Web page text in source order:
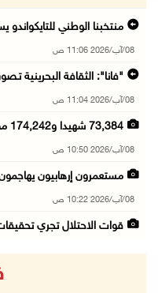
منتخبنا الوطني
08/آب/2026 11:06 ص
"فانا": الثقافة البحرينية
08/آب/2026 11:04 ص
73,384 شهيدا و174,242 مصابا منذ بدء حرب الإبا ...
08/آب/2026 10:50 ص
مستعمرون إرهابيون
08/آب/2026 10:22 ص
قوات الاحتلال تجري
تقرير: خطاب الكراهية